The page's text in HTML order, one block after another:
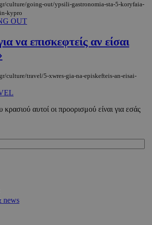
culture/going-out/ypsili-gastronomia-sta-5-koryfaia-
kypro
OUT
να επισκεφτείς αν είσαι
culture/travel/5-xwres-gia-na-episkefteis-an-eisai-
κρασιού αυτοί οι προορισμού είναι για εσάς